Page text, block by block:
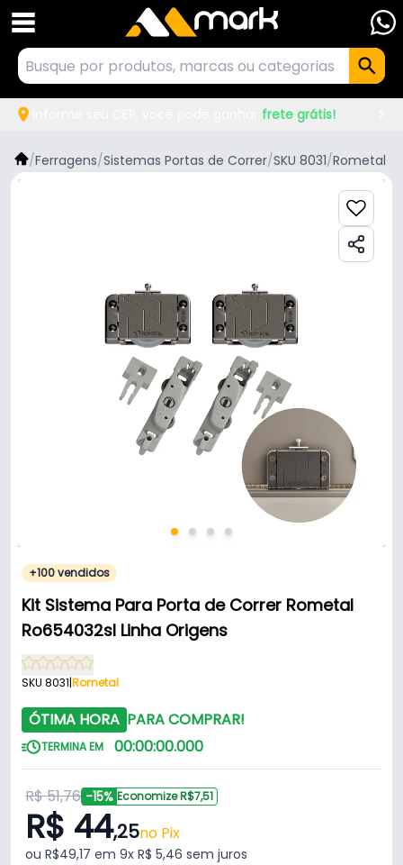
frete grátis!
/Ferragens/Sistemas Portas de Correr/SKU 8031/Rometal
+100 vendidos
Kit Sistema Para Porta de Correr Rometal
Ro654032sl Linha Origens
SKU 8031|Rometal
ÓTIMA HORA PARA COMPRAR!
TERMINA EM 00:00:00.000
R$ 51,76 -15% Economize R$7,51
R$ 44,25no Pix
ou R$49,17 em 9x R$ 5,46 sem juros